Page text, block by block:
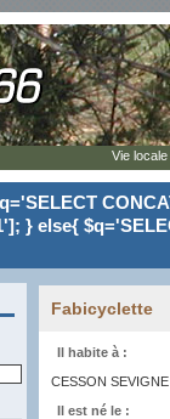
} else{
Fabicyclette
Il habite à :
CESSON
Il est né le :
Vie